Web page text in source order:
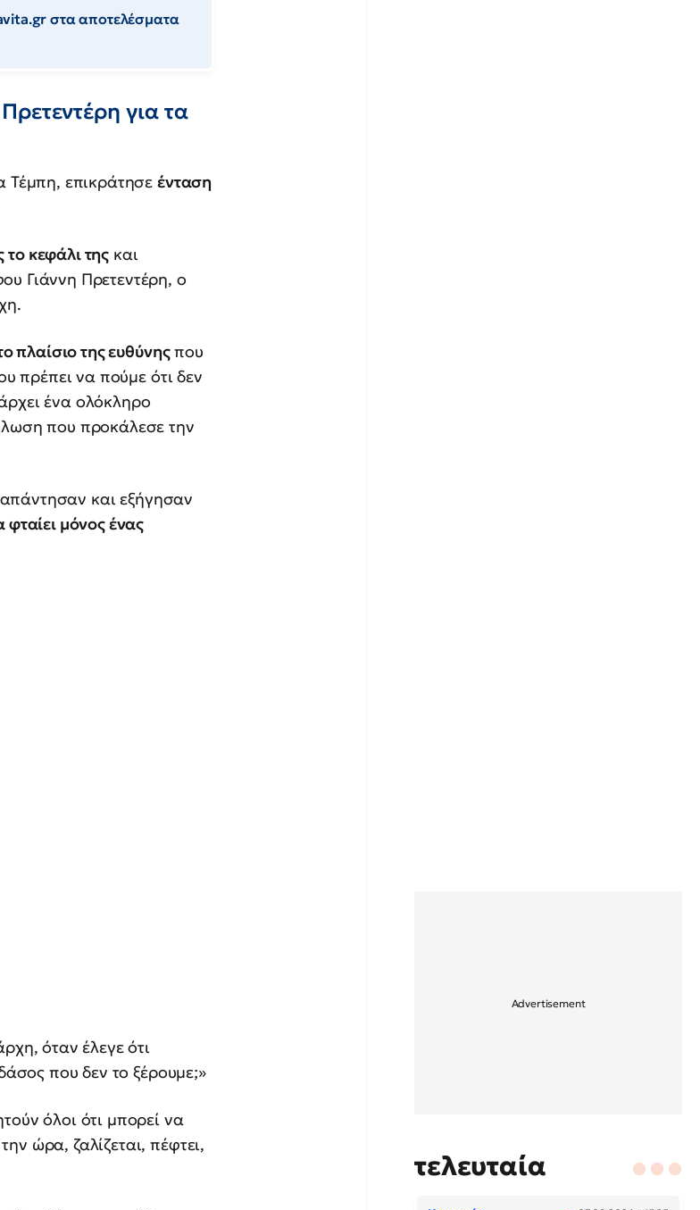
στα αποτελέσματα
για τα
Τέμπη, επικράτησεένταση
κεφάλι της και
Γιάννη Πρετεντέρη, ο
πλαίσιο της ευθύνηςπου
πρέπει να πούμε ότι δεν
ένα ολόκληρο
που προκάλεσε την
και εξήγησαν
φταίει μόνος ένας
όταν έλεγε ότι
που δεν το ξέρουμε;»
όλοι ότι μπορεί να
ώρα, ζαλίζεται, πέφτει,
τελευταία